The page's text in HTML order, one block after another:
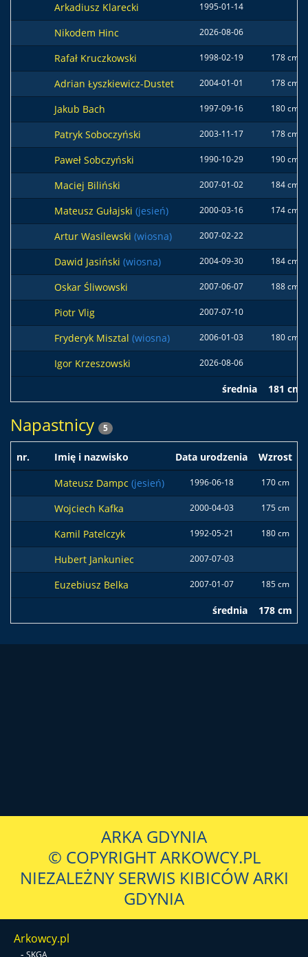
Arkadiusz Klarecki
1995-01-14
Nikodem Hinc 2026-08-06
Rafał Kruczkowski 1998-02-19 178 cm
Adrian Łyszkiewicz-Dustet 2004-01-01 178 cm
Jakub Bach 1997-09-16 180 cm
Patryk Soboczyński 2003-11-17 178 cm
Paweł Sobczyński 1990-10-29 190 cm
Maciej Biliński 2007-01-02 184 cm
Mateusz Gułajski (jesień) 2000-03-16 174 cm
Artur Wasilewski (wiosna) 2007-02-22
Dawid Jasiński (wiosna) 2004-09-30 184 cm
Oskar Śliwowski 2007-06-07 188 cm
Piotr Vlig 2007-07-10
Fryderyk Misztal (wiosna) 2006-01-03 180 cm
Igor Krzeszowski 2026-08-06
średnia 181 cm
Napastnicy 5
nr. Imię i nazwisko Data urodzenia Wzrost
Mateusz Dampc (jesień) 1996-06-18 170 cm
Wojciech Kafka 2000-04-03 175 cm
Kamil Patelczyk 1992-05-21 180 cm
Hubert Jankuniec 2007-07-03
Euzebiusz Belka 2007-01-07 185 cm
średnia 178 cm
ARKA GDYNIA
© COPYRIGHT ARKOWCY.PL
NIEZALEŻNY SERWIS KIBICÓW ARKI
GDYNIA
Arkowcy.pl
- SKGA